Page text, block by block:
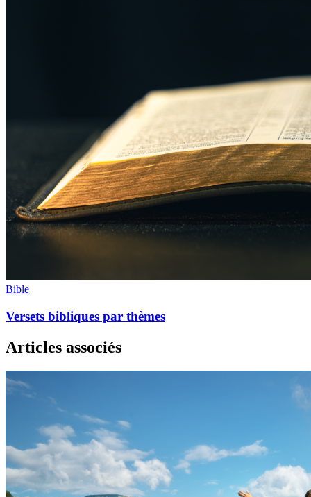
Bible
Versets bibliques par thèmes
Articles associés